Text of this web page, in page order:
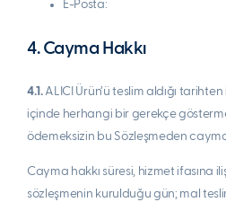
E-Posta:
4. Cayma Hakkı
4.1.ALICI Ürün’ü teslim aldığı
içinde herhangi bir gerekçe
ödemeksizin bu Sözleşmeden
Cayma hakkı süresi, hizmet ifasına
sözleşmenin kurulduğu gün; mal